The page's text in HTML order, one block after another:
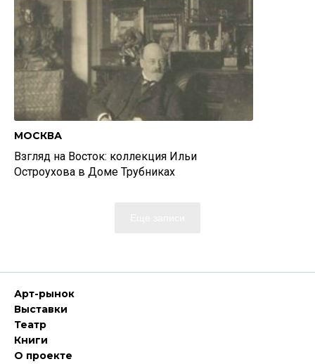
МОСКВА
Взгляд на Восток: коллекция Ильи
Остроухова в Доме Трубниках
Арт-рынок
Выставки
Театр
Книги
О проекте